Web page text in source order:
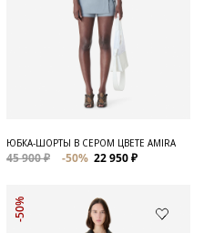
ЮБКА-ШОРТЫ В СЕРОМ ЦВЕТЕ AMIRA
45 900 ₽ -50% 22 950 ₽
-50%